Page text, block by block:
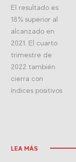
El resultado es
18% superior al
alcanzado en
2021. El cuarto
trimestre de
2022 también
cierra con
índices positivos
LEA MÁS